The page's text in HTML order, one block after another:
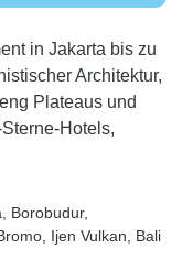
in Jakarta bis zu
Architektur,
Plateaus und
Hotels,
, Borobudur,
, Ijen Vulkan , Bali